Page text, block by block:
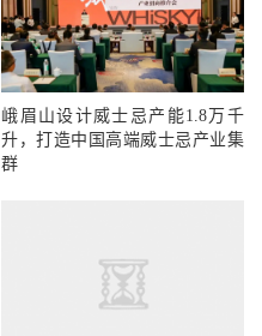
峨眉山设计威士忌产能1.8万千
升，打造中国高端威士忌产业集
群